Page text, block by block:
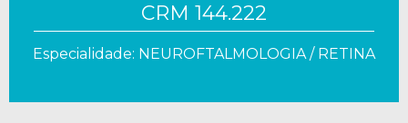
CRM 144.222
Especialidade: NEUROFTALMOLOGIA / RETINA